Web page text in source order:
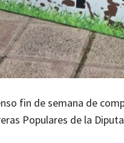
fin de semana de
Populares de la